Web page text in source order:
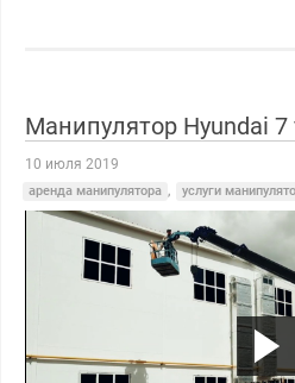
Манипулятор Hyundai 7
10 июля 2019
аренда манипулятора , услуги